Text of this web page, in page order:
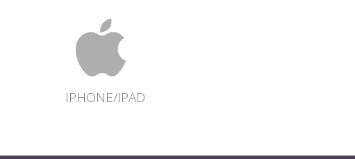
IPHONE/IPAD